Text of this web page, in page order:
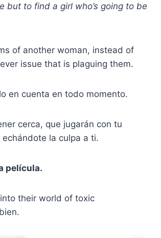
but to find a girl who’s going to be
of another woman, instead of
issue that is plaguing them.
en cuenta en todo momento.
cerca, que jugarán con tu
la culpa a ti.
película.
their world of toxic